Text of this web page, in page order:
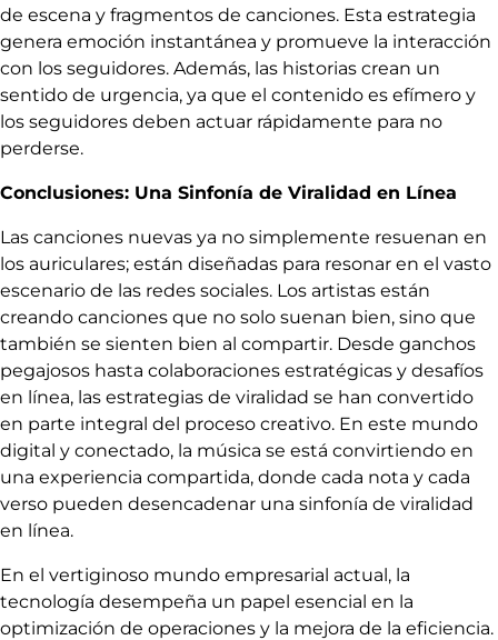
de escena y fragmentos de canciones. Esta estrategia
genera emoción instantánea y promueve la interacción
con los seguidores. Además, las historias crean un
sentido de urgencia, ya que el contenido es efímero y
los seguidores deben actuar rápidamente para no
perderse.
Conclusiones: Una Sinfonía de Viralidad en Línea
Las canciones nuevas ya no simplemente resuenan en
los auriculares; están diseñadas para resonar en el vasto
escenario de las redes sociales. Los artistas están
creando canciones que no solo suenan bien, sino que
también se sienten bien al compartir. Desde ganchos
pegajosos hasta colaboraciones estratégicas y desafíos
en línea, las estrategias de viralidad se han convertido
en parte integral del proceso creativo. En este mundo
digital y conectado, la música se está convirtiendo en
una experiencia compartida, donde cada nota y cada
verso pueden desencadenar una sinfonía de viralidad
en línea.
En el vertiginoso mundo empresarial actual, la
tecnología desempeña un papel esencial en la
optimización de operaciones y la mejora de la eficiencia.